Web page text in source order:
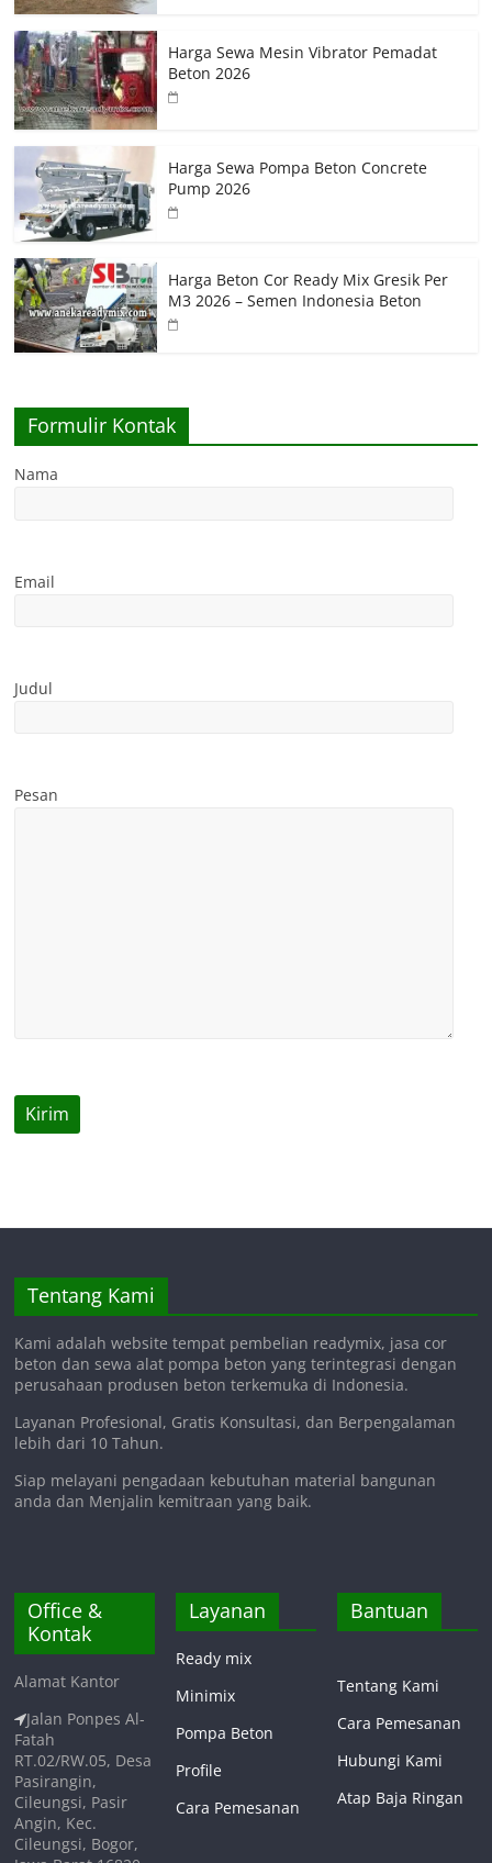
Harga Sewa Mesin Vibrator Pemadat
Beton 2026
Harga Sewa Pompa Beton Concrete
Pump 2026
Harga Beton Cor Ready Mix Gresik Per
M3 2026 – Semen Indonesia Beton
Formulir Kontak
Nama
Email
Judul
Pesan
Tentang Kami
Kami adalah website tempat pembelian readymix, jasa cor
beton dan sewa alat pompa beton yang terintegrasi dengan
perusahaan produsen beton terkemuka di Indonesia.
Layanan Profesional, Gratis Konsultasi, dan Berpengalaman
lebih dari 10 Tahun.
Siap melayani pengadaan kebutuhan material bangunan
anda dan Menjalin kemitraan yang baik.
Office &
Kontak
Alamat Kantor
Jalan Ponpes Al-
Fatah
RT.02/RW.05, Desa
Pasirangin,
Cileungsi, Pasir
Angin, Kec.
Cileungsi, Bogor,
Layanan
Ready mix
Minimix
Pompa Beton
Profile
Cara Pemesanan
Bantuan
Tentang Kami
Cara Pemesanan
Hubungi Kami
Atap Baja Ringan